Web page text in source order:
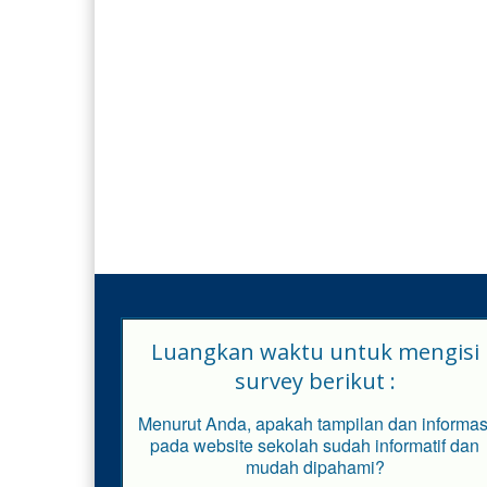
Luangkan waktu untuk mengisi
survey berikut :
Menurut Anda, apakah tampilan dan
pada website sekolah sudah informatif dan
mudah dipahami?